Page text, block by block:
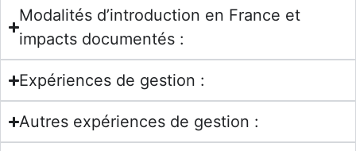
Modalités d’introduction en France et
impacts documentés :
Expériences de gestion :
Autres expériences de gestion :